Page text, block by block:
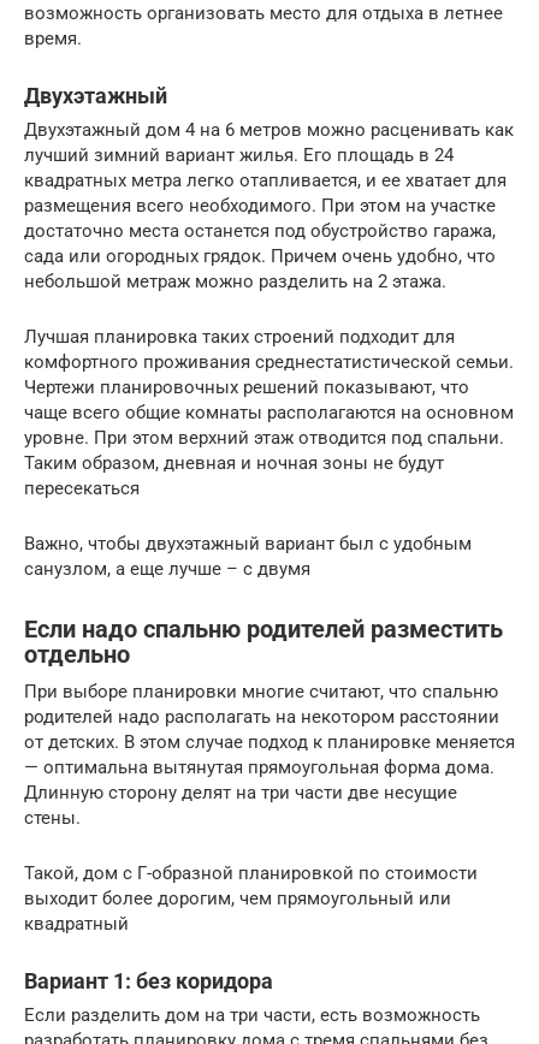
возможность организовать место для отдыха в летнее
время.
Двухэтажный
Двухэтажный дом 4 на 6 метров можно расценивать как
лучший зимний вариант жилья. Его площадь в 24
квадратных метра легко отапливается, и ее хватает для
размещения всего необходимого. При этом на участке
достаточно места останется под обустройство гаража,
сада или огородных грядок. Причем очень удобно, что
небольшой метраж можно разделить на 2 этажа.
Лучшая планировка таких строений подходит для
комфортного проживания среднестатистической семьи.
Чертежи планировочных решений показывают, что
чаще всего общие комнаты располагаются на основном
уровне. При этом верхний этаж отводится под спальни.
Таким образом, дневная и ночная зоны не будут
пересекаться
Важно, чтобы двухэтажный вариант был с удобным
санузлом, а еще лучше – с двумя
Если надо спальню родителей разместить
отдельно
При выборе планировки многие считают, что спальню
родителей надо располагать на некотором расстоянии
от детских. В этом случае подход к планировке меняется
— оптимальна вытянутая прямоугольная форма дома.
Длинную сторону делят на три части две несущие
стены.
Такой, дом с Г-образной планировкой по стоимости
выходит более дорогим, чем прямоугольный или
квадратный
Вариант 1: без коридора
Если разделить дом на три части, есть возможность